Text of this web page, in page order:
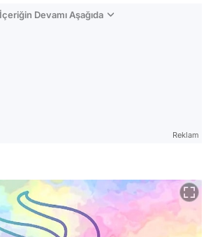
İçeriğin Devamı Aşağıda
Reklam